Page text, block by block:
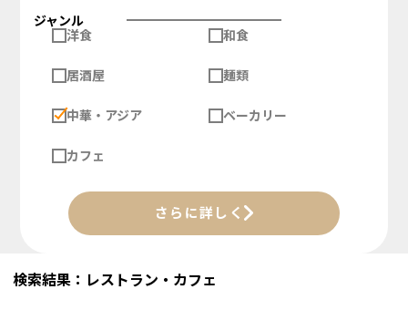
ジャンル
洋食
和食
居酒屋 麺類
中華・アジア ベーカリー
カフェ
さらに詳しく
検索結果：レストラン・カフェ